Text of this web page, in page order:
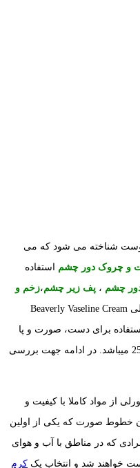
شناخته می شود که می
و چروک دور چشم استفاده
چشم ، پف زیر چشم،زخم و
نیز مفید است. کرم وازلین بیورلی Beaverly Vaseline Cream
برای دست، صورت و پا
میباشد. حجم این کرم مرطوب کننده 250ml میباشد. در ادامه جهت بررسی
از مواد کاملا با کیفیت و
خطوط صورت که یکی از اولین
که در مناطق با آب و هوای
خواهند شد و انتخاب یک کرم